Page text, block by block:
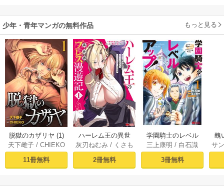
いたら、最強領地
になってた～
少年・青年マンガの無料作品 もっと見る
脱獄のカザリヤ (1)
天下雌子/ CHIEKO
11冊無料
ハーレム王の異世
界プレス漫遊記 ～
最強無双のおじさ
んはあらゆる種族
ミック） 1巻
灰刃ねむみ / くさも
ち
2冊無料
学園騎士のレベル
アップ！レベル100
0超えの転生者、落
ちこぼれクラスに
（コミック） ： 1
三上康明 / 白石識
3冊無料
醜
同
サ